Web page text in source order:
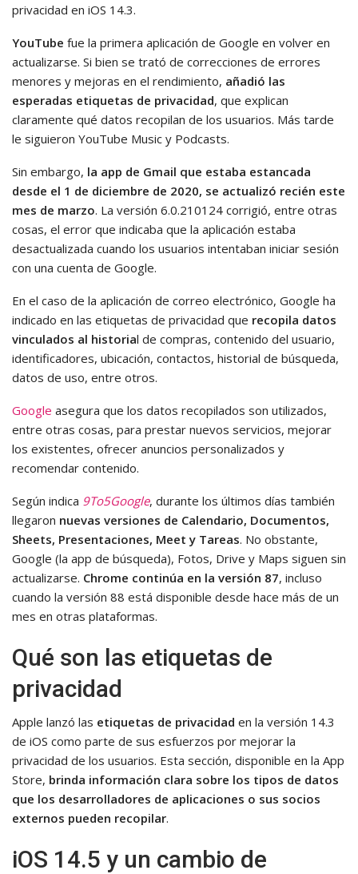
privacidad en iOS 14.3.
YouTube fue la primera aplicación de Google en volver en
actualizarse. Si bien se trató de correcciones de errores
menores y mejoras en el rendimiento, añadió las
esperadas etiquetas de privacidad, que explican
claramente qué datos recopilan de los usuarios. Más tarde
le siguieron YouTube Music y Podcasts.
Sin embargo, la app de Gmail que estaba estancada
desde el 1 de diciembre de 2020, se actualizó recién este
mes de marzo. La versión 6.0.210124 corrigió, entre otras
cosas, el error que indicaba que la aplicación estaba
desactualizada cuando los usuarios intentaban iniciar sesión
con una cuenta de Google.
En el caso de la aplicación de correo electrónico, Google ha
indicado en las etiquetas de privacidad que recopila datos
vinculados al historial de compras, contenido del usuario,
identificadores, ubicación, contactos, historial de búsqueda,
datos de uso, entre otros.
Google asegura que los datos recopilados son utilizados,
entre otras cosas, para prestar nuevos servicios, mejorar
los existentes, ofrecer anuncios personalizados y
recomendar contenido.
Según indica 9To5Google, durante los últimos días también
llegaron nuevas versiones de Calendario, Documentos,
Sheets, Presentaciones, Meet y Tareas. No obstante,
Google (la app de búsqueda), Fotos, Drive y Maps siguen sin
actualizarse. Chrome continúa en la versión 87, incluso
cuando la versión 88 está disponible desde hace más de un
mes en otras plataformas.
Qué son las etiquetas de
privacidad
Apple lanzó las etiquetas de privacidad en la versión 14.3
de iOS como parte de sus esfuerzos por mejorar la
privacidad de los usuarios. Esta sección, disponible en la App
Store, brinda información clara sobre los tipos de datos
que los desarrolladores de aplicaciones o sus socios
externos pueden recopilar.
iOS 14.5 y un cambio de